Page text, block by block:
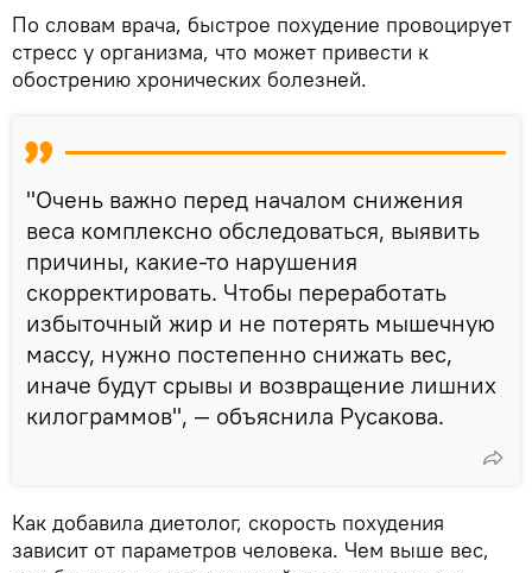
По словам врача, быстрое похудение провоцирует
стресс у организма, что может привести к
обострению хронических болезней.
"Очень важно перед началом снижения
веса комплексно обследоваться, выявить
причины, какие-то нарушения
скорректировать. Чтобы переработать
избыточный жир и не потерять мышечную
массу, нужно постепенно снижать вес,
иначе будут срывы и возвращение лишних
килограммов", — объяснила Русакова.
Как добавила диетолог, скорость похудения
зависит от параметров человека. Чем выше вес,